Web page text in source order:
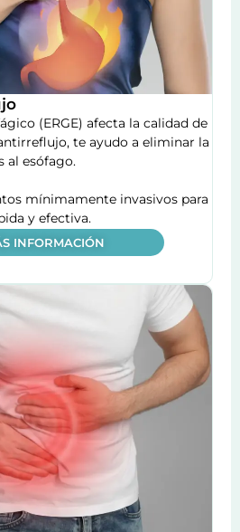
(ERGE) afecta la calidad de
te ayudo a eliminar la
al esófago.
mínimamente invasivos para
y efectiva.
INFORMACIÓN